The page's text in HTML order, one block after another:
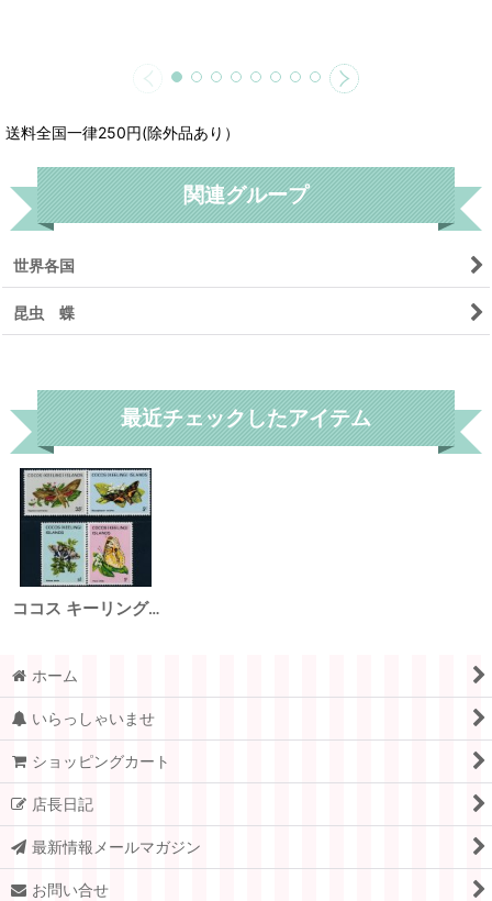
送料全国一律250円(除外品あり）
関連グループ
世界各国
昆虫 蝶
最近チェックしたアイテム
ココス キーリング島切手 1982年 蝶と蛾 4種
ホーム
いらっしゃいませ
ショッピングカート
店長日記
最新情報メールマガジン
お問い合せ